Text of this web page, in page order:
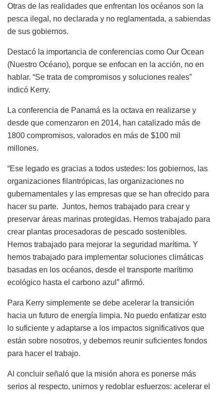
Otras de las realidades que enfrentan los océanos son la
pesca ilegal, no declarada y no reglamentada, a sabiendas
de sus gobiernos.
Destacó la importancia de conferencias como Our Ocean
(Nuestro Océano), porque se enfocan en la acción, no en
hablar. “Se trata de compromisos y soluciones reales”
indicó Kerry.
La conferencia de Panamá es la octava en realizarse y
desde que comenzaron en 2014, han catalizado más de
1800 compromisos, valorados en más de $100 mil
millones.
“Ese legado es gracias a todos ustedes: los gobiernos, las
organizaciones filantrópicas, las organizaciones no
gubernamentales y las empresas que se han ofrecido para
hacer su parte. Juntos, hemos trabajado para crear y
preservar áreas marinas protegidas. Hemos trabajado para
crear plantas procesadoras de pescado sostenibles.
Hemos trabajado para mejorar la seguridad marítima. Y
hemos trabajado para implementar soluciones climáticas
basadas en los océanos, desde el transporte marítimo
ecológico hasta el carbono azul” afirmó.
Para Kerry simplemente se debe acelerar la transición
hacia un futuro de energía limpia. No puedo enfatizar esto
lo suficiente y adaptarse a los impactos significativos que
están sobre nosotros, y debemos reunir suficientes fondos
para hacer el trabajo.
Al concluir señaló que la misión ahora es ponerse más
serios al respecto, unirnos y redoblar esfuerzos: acelerar el